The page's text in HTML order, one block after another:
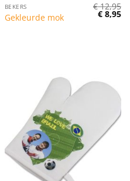
BEKERS
Gekleurde mok
€12,95
prijs
€ 8,95